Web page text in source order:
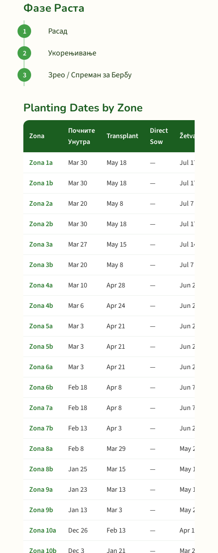
Фазе Раста
Расад
Укорењивање
Зрео / Спреман за Бербу
Planting Dates by Zone
Zona
Почните
Унутра
Transplant
Direct
Sow
Žetva
Zona 1a Mar 30 May 18 —
Jul 17
Zona 1b
Mar 30 May 18 —
Jul 17
Zona 2a
Mar 20 May 8 —
Jul 7
Zona 2b
Mar 30 May 18 —
Jul 17
Zona 3a
Mar 27 May 15 —
Jul 14
Zona 3b
Mar 20 May 8 —
Jul 7
Zona 4a
Mar 10 Apr 28 —
Jun 27
Zona 4b
Mar 6 Apr 24 —
Jun 23
Zona 5a
Mar 3 Apr 21 —
Jun 20
Zona 5b
Mar 3 Apr 21 —
Jun 20
Zona 6a
Mar 3 Apr 21 —
Jun 20
Zona 6b
Feb 18 Apr 8 —
Jun 7
Zona 7a
Feb 18 Apr 8 —
Jun 7
Zona 7b
Feb 13 Apr 3 —
Jun 2
Zona 8a
Feb 8 Mar 29 —
May 28
Zona 8b
Jan 25 Mar 15 —
May 14
Zona 9a
Jan 23 Mar 13 —
May 12
Zona 9b
Jan 13 Mar 3 —
May 2
Zona 10a
Dec 26 Feb 13 —
Apr 14
Zona 10b
Dec 3 Jan 21 — Mar 22